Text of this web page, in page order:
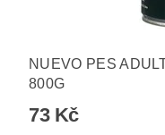
NUEVO PES
800G
73 Kč